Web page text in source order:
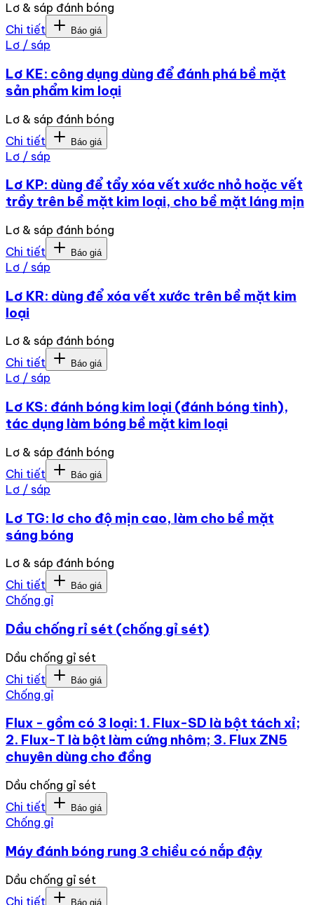
Lơ & sáp đánh bóng
Chi tiết
Báo giá
Lơ / sáp
Lơ KE: công dụng dùng để đánh phá bề mặt
sản phẩm kim loại
Lơ & sáp đánh bóng
Chi tiết
Báo giá
Lơ / sáp
Lơ KP: dùng để tẩy xóa vết xước nhỏ hoặc vết
trầy trên bề mặt kim loại, cho bề mặt láng mịn
Lơ & sáp đánh bóng
Chi tiết
Báo giá
Lơ / sáp
Lơ KR: dùng để xóa vết xước trên bề mặt kim
loại
Lơ & sáp đánh bóng
Chi tiết
Báo giá
Lơ / sáp
Lơ KS: đánh bóng kim loại (đánh bóng tinh),
tác dụng làm bóng bề mặt kim loại
Lơ & sáp đánh bóng
Chi tiết
Báo giá
Lơ / sáp
Lơ TG: lơ cho độ mịn cao, làm cho bề mặt
sáng bóng
Lơ & sáp đánh bóng
Chi tiết
Báo giá
Chống gỉ
Dầu chống rỉ sét (chống gỉ sét)
Dầu chống gỉ sét
Chi tiết
Báo giá
Chống gỉ
Flux - gồm có 3 loại: 1. Flux-SD là bột tách xỉ;
2. Flux-T là bột làm cứng nhôm; 3. Flux ZN5
chuyên dùng cho đồng
Dầu chống gỉ sét
Chi tiết
Báo giá
Chống gỉ
Máy đánh bóng rung 3 chiều có nắp đậy
Dầu chống gỉ sét
Chi tiết
Báo giá